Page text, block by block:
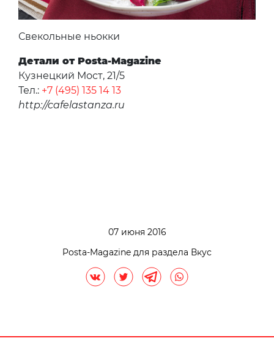
Свекольные ньокки
Детали от Posta-Magazine
Кузнецкий Мост, 21/5
Тел.: +7 (495) 135 14 13
http://cafelastanza.ru
07 июня 2016
Posta-Magazine для раздела Вкус